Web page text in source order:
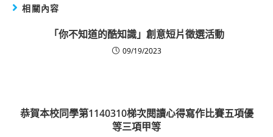
相關內容
「你不知道的酷知識」創意短片徵選活動
09/19/2023
恭賀本校同學第1140310梯次閱讀心得寫作比賽五項優
等三項甲等